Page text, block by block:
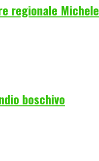
regionale Michele
boschivo